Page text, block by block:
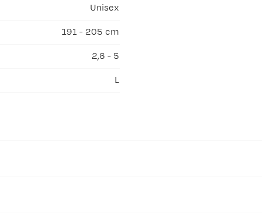
Unisex
191 - 205 cm
2,6 - 5
L